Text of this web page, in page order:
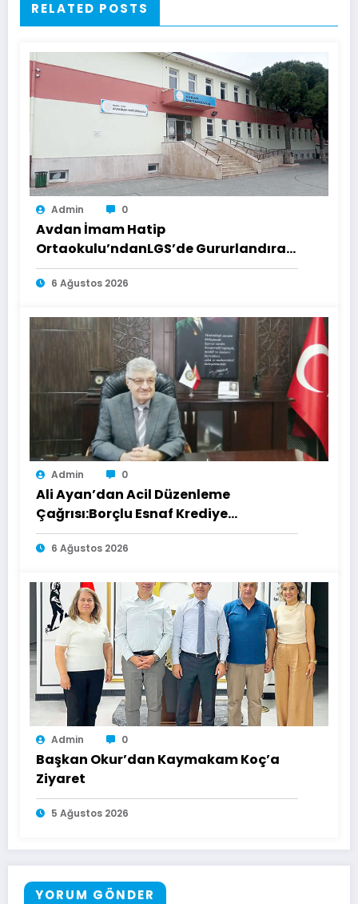
RELATED POSTS
Admin 0
Avdan İmam Hatip
Ortaokulu’ndanLGS’de Gururlandıran
Başarı
6 Ağustos 2026
Admin 0
Ali Ayan’dan Acil Düzenleme
Çağrısı:Borçlu Esnaf Krediye
Ulaşamıyor
6 Ağustos 2026
Admin 0
Başkan Okur’dan Kaymakam Koç’a
Ziyaret
5 Ağustos 2026
YORUM GÖNDER